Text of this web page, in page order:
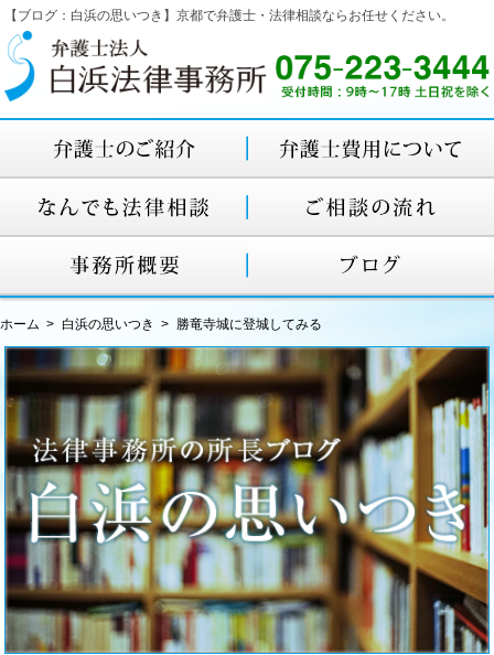
【ブログ：白浜の思いつき】京都で弁護士・法律相談ならお任せください。
ホーム 白浜の思いつき 勝竜寺城に登城してみる